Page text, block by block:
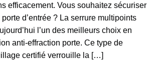
efficacement. Vous souhaitez sécuriser
d’entrée ? La serrure multipoints
l’un des meilleurs choix en
anti-effraction porte. Ce type de
certifié verrouille la […]